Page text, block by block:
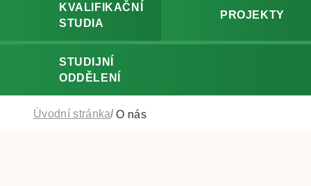
KVALIFIKAČNÍ
STUDIA
PROJEKTY
STUDIJNÍ
ODDĚLENÍ
Úvodní stránka O nás